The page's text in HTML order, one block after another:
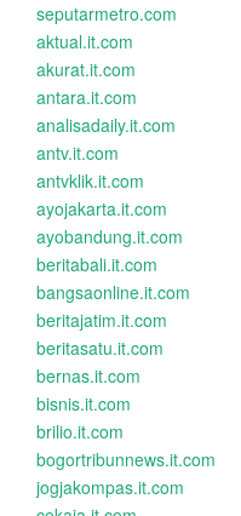
seputarmetro.com
aktual.it.com
akurat.it.com
antara.it.com
analisadaily.it.com
antv.it.com
antvklik.it.com
ayojakarta.it.com
ayobandung.it.com
beritabali.it.com
bangsaonline.it.com
beritajatim.it.com
beritasatu.it.com
bernas.it.com
bisnis.it.com
brilio.it.com
bogortribunnews.it.com
jogjakompas.it.com